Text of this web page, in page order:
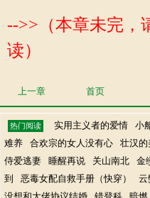
-->>（本章未完，
读）
上一章 首页
热门阅读 实用主义者的爱情 小
难养
合欢宗的女人没有心 壮汉的
侍爱逃妻
睡醒再说 关山南北 金
到
恶毒女配自救手册（快穿） 云